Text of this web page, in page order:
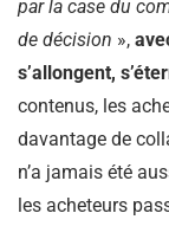
par la case du
de décision »,
s’allongent,
contenus, les
davantage de
n’a jamais été
les acheteurs